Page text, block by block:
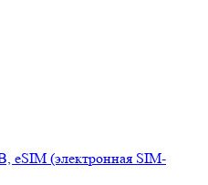
eSIM (электронная SIM-